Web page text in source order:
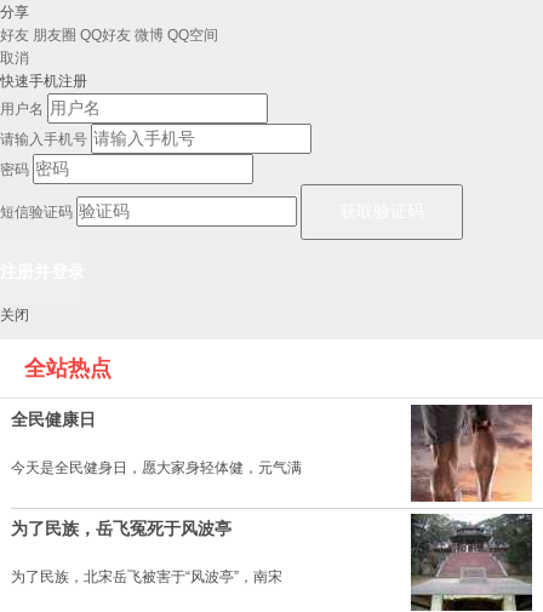
分享
好友 朋友圈 QQ好友 微博 QQ空间
取消
快速手机注册
用户名
请输入手机号
密码
短信验证码
关闭
全站热点
全民健康日
今天是全民健身日，愿大家身轻体健，元气满
为了民族，岳飞冤死于风波亭
为了民族，北宋岳飞被害于“风波亭”，南宋